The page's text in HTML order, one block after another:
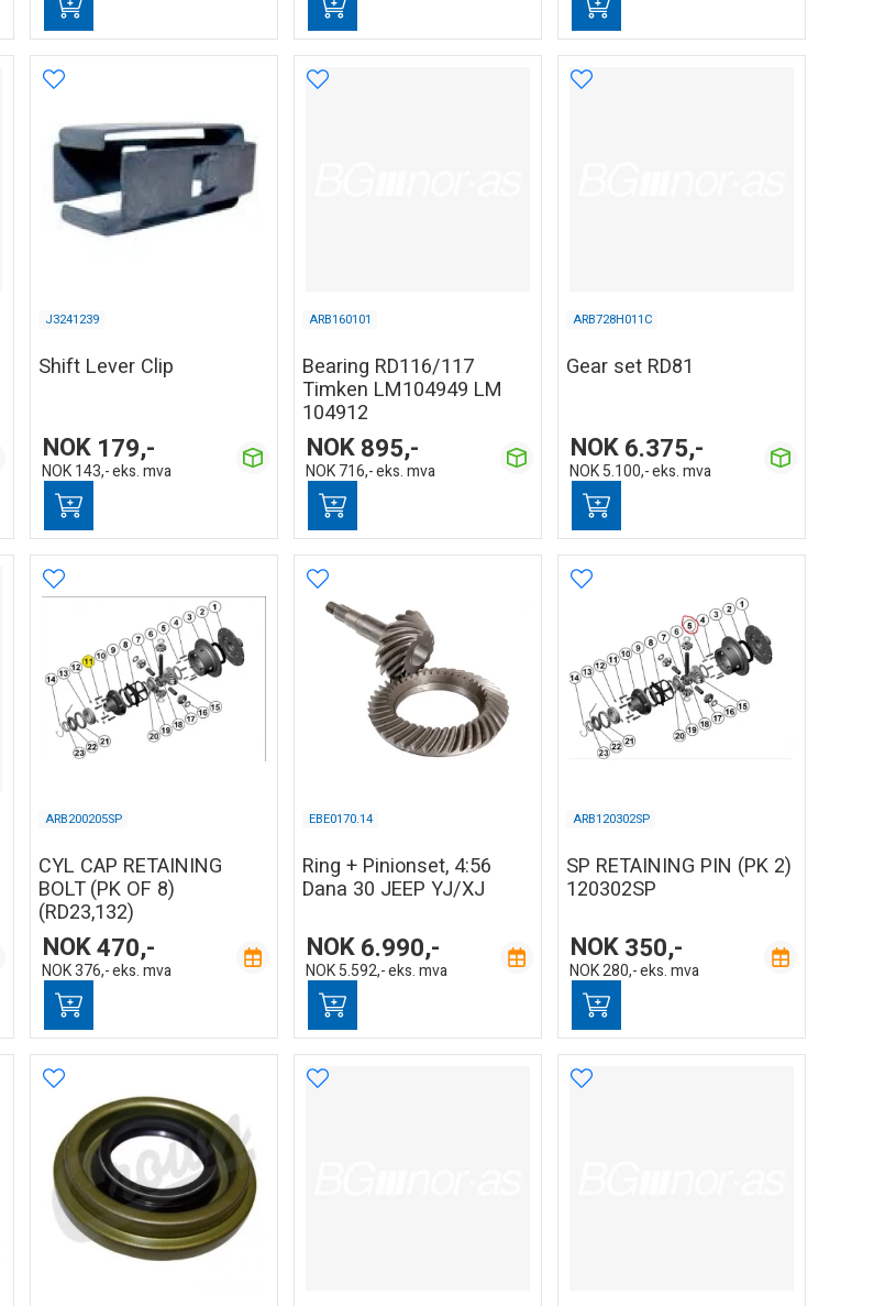
J3241239
Shift Lever Clip
NOK 179,-
NOK 143,-eks. mva
ARB160101
Bearing RD116/117
Timken LM104949 LM
104912
NOK895,-
NOK 716,-eks. mva
ARB728H011C
Gear set RD81
NOK6.375,-
NOK 5.100,-eks. mva
ARB200205SP
CYL CAP RETAINING
BOLT (PK OF 8)
(RD23,132)
NOK470,-
NOK376,-eks. mva
EBE0170.14
Ring + Pinionset, 4:56
Dana 30 JEEP YJ/XJ
NOK6.990,-
NOK 5.592,-eks. mva
ARB120302SP
SP RETAINING PIN (PK 2)
120302SP
NOK350,-
NOK280,-eks. mva